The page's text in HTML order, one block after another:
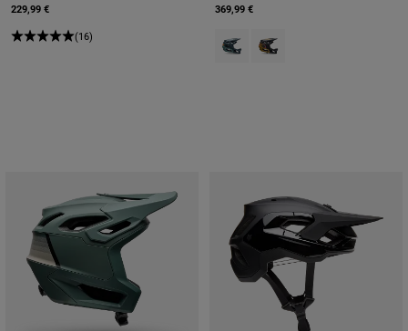
229,99 €
(16)
369,99 €
Product swatch type of Arctic
Product swatch type of